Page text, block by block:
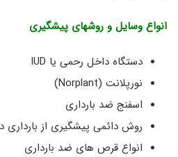
انواع وسایل و روشهای پیشگیری
دستگاه داخل رحمی یا IUD
نورپلانت (Norplant)
اسفنج ضد بارداری
روش دائمی پیشگیری از بارداری
انواع قرص های ضد بارداری